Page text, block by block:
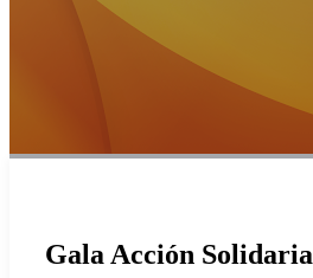
Gala Acción Solidaria